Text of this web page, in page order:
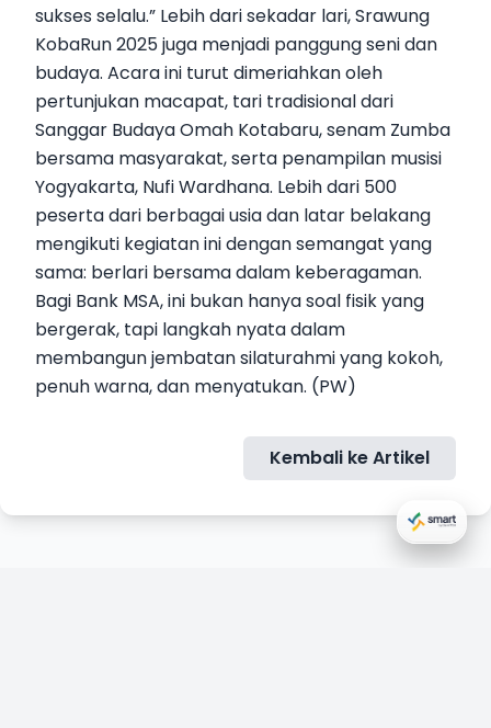
sukses selalu.” Lebih dari sekadar lari, Srawung
KobaRun 2025 juga menjadi panggung seni dan
budaya. Acara ini turut dimeriahkan oleh
pertunjukan macapat, tari tradisional dari
Sanggar Budaya Omah Kotabaru, senam Zumba
bersama masyarakat, serta penampilan musisi
Yogyakarta, Nufi Wardhana. Lebih dari 500
peserta dari berbagai usia dan latar belakang
mengikuti kegiatan ini dengan semangat yang
sama: berlari bersama dalam keberagaman.
Bagi Bank MSA, ini bukan hanya soal fisik yang
bergerak, tapi langkah nyata dalam
membangun jembatan silaturahmi yang kokoh,
penuh warna, dan menyatukan. (PW)
Kembali ke Artikel